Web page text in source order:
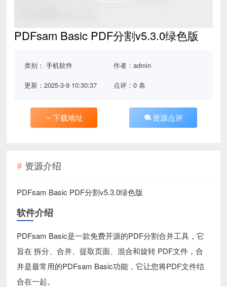
PDFsam Basic PDF分割v5.3.0绿色版
类别：手机软件 作者：admin
更新：2025-3-9 10:30:37 点评：0 条
下载地址 资源点评
资源介绍
PDFsam Basic PDF分割v5.3.0绿色版
软件介绍
PDFsam Basic是一款免费开源的PDF分割合并工具，它
旨在 拆分、合并、提取页面、混合和旋转 PDF文件，合
并是最常用的PDFsam Basic功能，它让您将PDF文件结
合在一起。